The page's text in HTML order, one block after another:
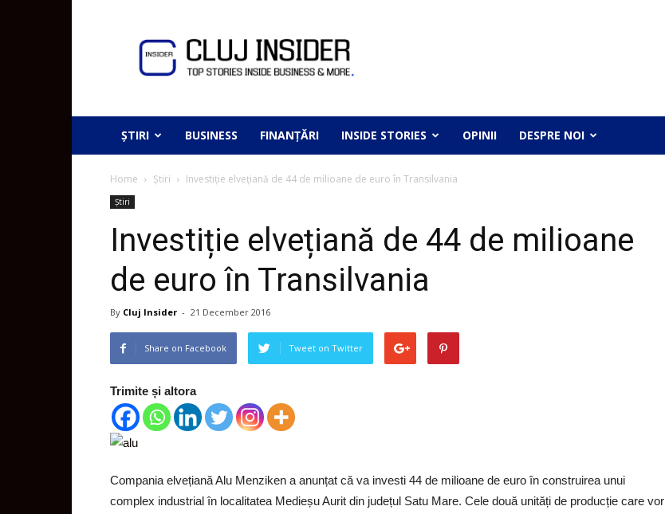
ȘTIRI BUSINESS FINANȚĂRI INSIDE STORIES OPINII DESPRE NOI
Home Știri Investiție elvețiană de 44 de milioane de euro în Transilvania
Știri
Investiție elvețiană de 44 de milioane
de euro în Transilvania
By Cluj Insider - 21 December 2016
Share on Facebook Tweet on Twitter
Trimite și altora
Compania elvețiană Alu Menziken a anunțat că va investi 44 de milioane de euro în construirea unui
complex industrial în localitatea Medieșu Aurit din județul Satu Mare. Cele două unități de producție care vor